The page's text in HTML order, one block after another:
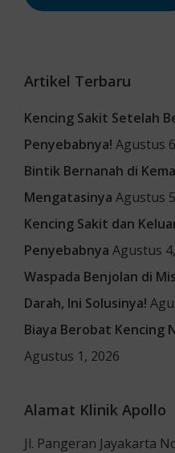
Artikel Terbaru
Kencing Sakit Setelah
Penyebabnya! Agustus
Bintik Bernanah di
Mengatasinya Agustus
Kencing Sakit dan
Penyebabnya Agustus
Waspada Benjolan di
Darah, Ini Solusinya!
Biaya Berobat Kencing
Agustus 1, 2026
Alamat Klinik Apollo
Jl. Pangeran Jayakarta